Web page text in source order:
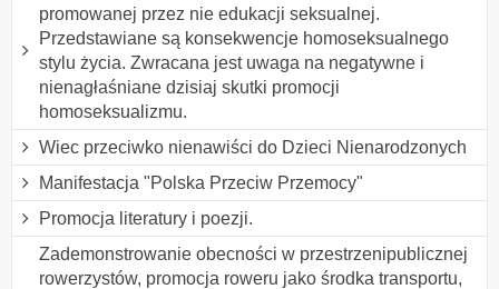
promowanej przez nie edukacji seksualnej.
Przedstawiane są konsekwencje homoseksualnego
stylu życia. Zwracana jest uwaga na negatywne i
nienagłaśniane dzisiaj skutki promocji
homoseksualizmu.
Wiec przeciwko nienawiści do Dzieci Nienarodzonych
Manifestacja "Polska Przeciw Przemocy"
Promocja literatury i poezji.
Zademonstrowanie obecności w przestrzenipublicznej
rowerzystów, promocja roweru jako środka transportu,